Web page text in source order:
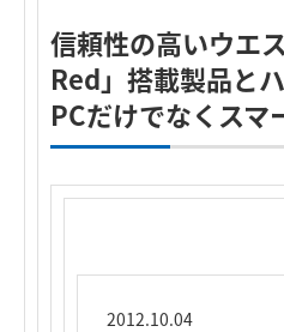
信頼性の高いウエ
Red」搭載製品と
PCだけでなくス
2012.10.04